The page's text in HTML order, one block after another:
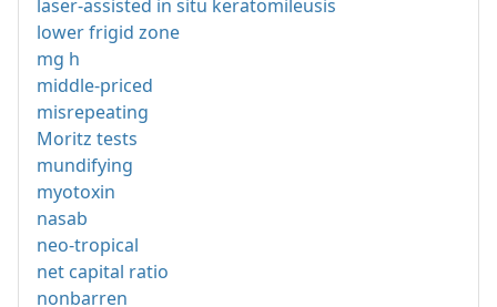
laser-assisted in situ keratomileusis
lower frigid zone
mg h
middle-priced
misrepeating
Moritz tests
mundifying
myotoxin
nasab
neo-tropical
net capital ratio
nonbarren